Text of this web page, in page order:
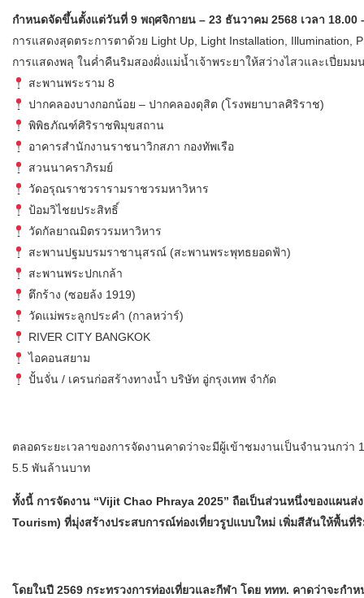
กำหนดจัดขึ้นตั้งแต่วันที่ 9 พฤศจิกายน – 23 ธันวาคม 2568 เวลา 18.00
การแสดงสุดตระการตาด้วย Light Up, Light Installation, Illumination,
การแสดงพลุ ในค่ำคืนริมสองฝั่งแม่น้ำเจ้าพระยาให้สว่างไสวและเปี่ยม
สะพานพระราม 8
ปากคลองบางกอกน้อย – ปากคลองดุสิต (โรงพยาบาลศิริราช)
พิพิธภัณฑ์ศิริราชพิมุขสถาน
อาคารสำนักงานราชนาวิกสภา กองทัพเรือ
สวนนาคราภิรมย์
วัดอรุณราชวรารามราชวรมหาวิหาร
ป้อมวิไชยประสิทธิ์
วัดกัลยาณมิตรวรมหาวิหาร
สะพานปฐมบรมราชานุสรณ์ (สะพานพระพุทธยอดฟ้า)
สะพานพระปกเกล้า
ตึกร้าง (ซอยล้ง 1919)
วัดแม่พระลูกประคำ (กาลหว่าร์)
RIVER CITY BANGKOK
ไอคอนสยาม
ปั้นจั่น / เครนก่อสร้างทางน้ำ บริษัท อู่กรุงเทพ จำกัด
ตลอดระยะเวลาของการจัดงานคาดว่าจะมีผู้เข้าชมงานเป็นจำนวนกว่า
5.5 พันล้านบาท
ทั้งนี้ การจัดงาน “Vijit Chao Phraya 2025” ถือเป็นส่วนหนึ่งของแผนส่
Tourism) ที่มุ่งสร้างประสบการณ์ท่องเที่ยวรูปแบบใหม่ เพิ่มสีสันให้พื้นที่
โดยในปี 2569 กระทรวงการท่องเที่ยวและกีฬา โดย ททท. คาดว่าจะกำ